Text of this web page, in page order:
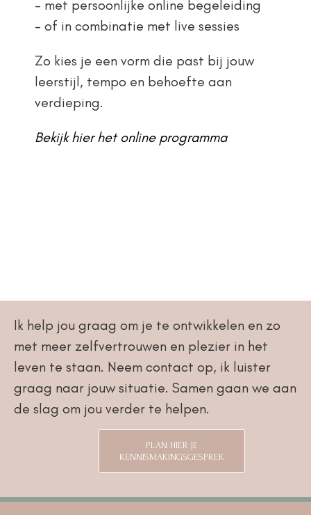
– met persoonlijke online begeleiding
– of in combinatie met live sessies
Zo kies je een vorm die past bij jouw
leerstijl, tempo en behoefte aan
verdieping.
Bekijk hier het online programma
Ik help jou graag om je te ontwikkelen en zo
met meer zelfvertrouwen en plezier in het
leven te staan. Neem contact op, ik luister
graag naar jouw situatie. Samen gaan we aan
de slag om jou verder te helpen.
PLAN HIER JE
KENNISMAKINGSGESPREK